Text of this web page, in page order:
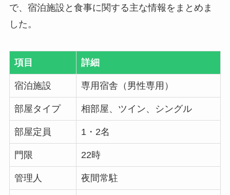
で、宿泊施設と食事に関する主な情報をまとめま
した。
項目 詳細
宿泊施設 専用宿舎（男性専用）
部屋タイプ 相部屋、ツイン、シングル
部屋定員 1・2名
門限 22時
管理人 夜間常駐